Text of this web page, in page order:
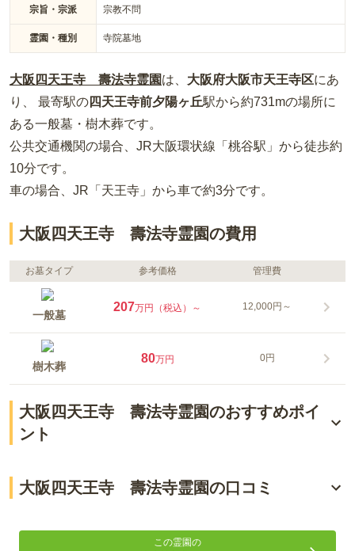
宗旨・宗派 宗教不問
霊園・種別 寺院墓地
大阪四天王寺 壽法寺霊園は、 大阪府大阪市天王寺区にあ
り、 最寄駅の四天王寺前夕陽ヶ丘駅から約731mの場所に
ある一般墓・樹木葬です。
公共交通機関の場合、JR大阪環状線「桃谷駅」から徒歩約
10分です。
車の場合、JR「天王寺」から車で約3分です。
大阪四天王寺 壽法寺霊園の費用
お墓タイプ 参考価格 管理費
一般墓
207万円（税込）～ 12,000円～
樹木葬
80万円 0円
大阪四天王寺 壽法寺霊園のおすすめポイ
ント
永代供養と好立地で叶える将来の安心感
大阪四天王寺 壽法寺霊園の口コミ
この霊園の